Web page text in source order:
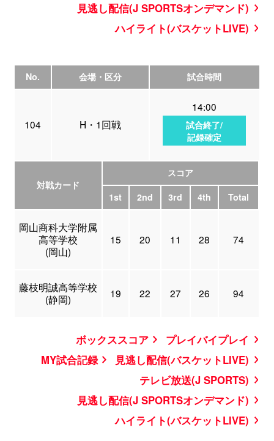
見逃し配信(J SPORTSオンデマンド)
ハイライト(バスケットLIVE)
No. 会場・区分 試合時間
104 H・1回戦
14:00
試合終了/
記録確定
対戦カード
スコア
1st
2nd 3rd 4th Total
岡山商科大学附属
高等学校
(岡山)
15 20 11 28 74
藤枝明誠高等学校
(静岡)
19 22 27 26 94
ボックススコア
プレイバイプレイ
MY試合記録
見逃し配信(バスケットLIVE)
テレビ放送(J SPORTS)
見逃し配信(J SPORTSオンデマンド)
ハイライト(バスケットLIVE)